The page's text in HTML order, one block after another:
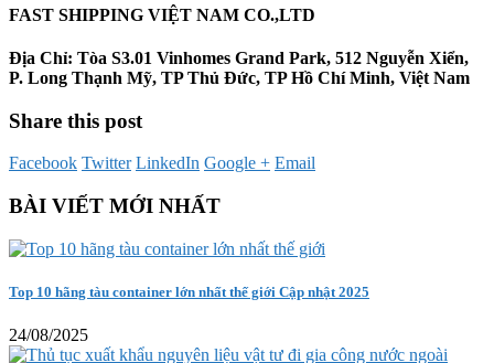
FAST SHIPPING VIỆT NAM CO.,LTD
Địa Chỉ: Tòa S3.01 Vinhomes Grand Park, 512 Nguyễn Xiển,
P. Long Thạnh Mỹ, TP Thủ Đức, TP Hồ Chí Minh, Việt Nam
Share this post
Facebook Twitter LinkedIn Google + Email
BÀI VIẾT MỚI NHẤT
Top 10 hãng tàu container lớn nhất thế giới Cập nhật 2025
24/08/2025